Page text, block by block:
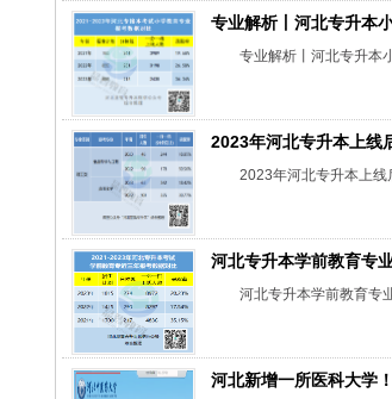
专业解析丨河北专升本
专业解析丨河北专升本
2023年河北专升本上线
2023年河北专升本上
河北专升本学前教育专
河北专升本学前教育专
河北新增一所医科大学